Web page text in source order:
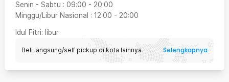
Senin - Sabtu : 09:00 - 20:00
Minggu/Libur Nasional : 12:00 - 20:00
Idul Fitri: libur
Beli langsung/self pickup di kota lainnya Selengkapnya